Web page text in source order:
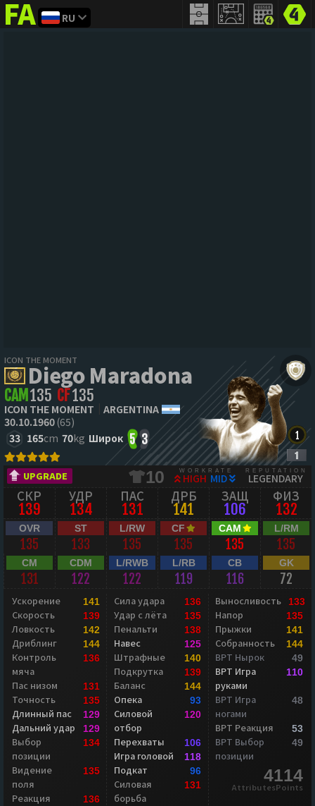
FIFAaddict
RU
ICON THE MOMENT
Diego Maradona
CAM 135 CF135
ICON THE MOMENT
ARGENTINA
30.10.1960(65)
33 165cm 70kg Широк 5 3
UPGRADE 10 WORKRATE
HIGH MID
REPUTATION
LEGENDARY
СКР
139
УДР
134
ПАС
131
ДРБ
141
ЗАЩ
106
ФИЗ
132
OVR
135
ST
133
L/RW
135
CF
135
CAM
135
L/RM
135
CM
131
CDM
122
L/RWB
122
L/RB
119
CB
116
GK
72
Ускорение 141
Скорость 139
Ловкость 142
Дриблинг 144
Контроль
мяча
136
Пас низом 131
Точность 135
Длинный пас 129
Дальний удар 129
Выбор
позиции
134
Видение
поля
135
Реакция 136
Сила удара 136
Удар с лёта 135
Пенальти 138
Навес 125
Штрафные 140
Подкрутка 139
Баланс 144
Опека 93
Силовой
отбор
120
Перехваты 106
Игра головой 118
Подкат 96
Силовая
борьба
131
Выносливость 133
Напор 135
Прыжки 141
Собранность 144
ВРТ Нырок 49
ВРТ Игра
руками
110
ВРТ Игра
ногами
48
ВРТ Реакция 53
ВРТ Выбор
позиции
49
4114
AttributesPoints